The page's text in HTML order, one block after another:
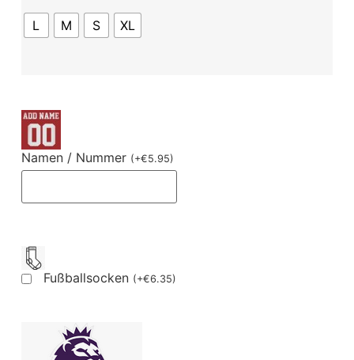
L M S XL
Namen / Nummer (+€5.95)
Fußballsocken (+€6.35)